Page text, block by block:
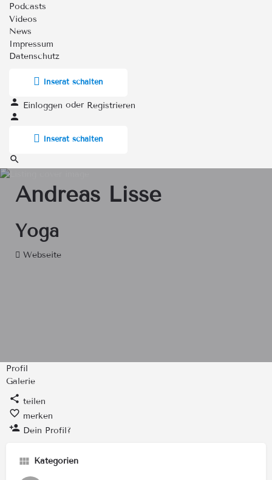
Podcasts
Videos
News
Impressum
Datenschutz
Inserat schalten
Einloggen oder Registrieren
Inserat schalten
Andreas Lisse
Yoga
Webseite
Profil
Galerie
teilen
merken
Dein Profil?
Kategorien